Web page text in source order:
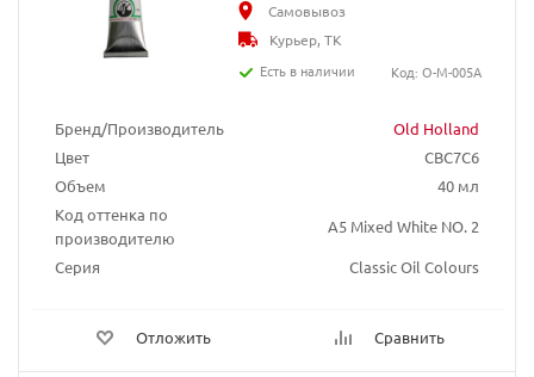
Бренд/Производитель
Old Holland
Цвет
CBC7C6
Объем
40 мл
Код оттенка по
производителю
A5 Mixed White NO. 2
Серия
Classic Oil Colours
Отложить Сравнить
Самовывоз
Курьер, ТК
Есть в наличии
Код: O-M-005A